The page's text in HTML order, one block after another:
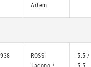
Artem
ROSSI
5.5 /